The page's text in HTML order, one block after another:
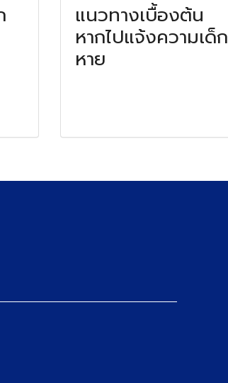
แนวทางเบื้องต้น
หากไปแจ้งความเด็ก
หาย